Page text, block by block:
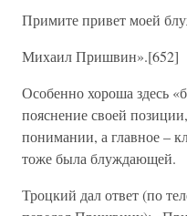
Примите привет моей
Михаил Пришвин».[652]
Особенно хороша здесь
пояснение своей
понимании, а главное –
тоже была блуждающей.
Троцкий дал ответ (по